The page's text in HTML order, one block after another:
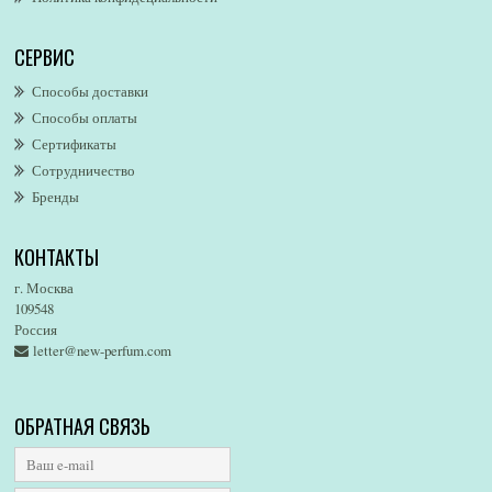
Alfred Sung
AllSaints
Alsayad
Altaia
Alvarez Gomez
Alviero Martini
Alyson Oldoini
American Eagle
Amore Segreto
Amorino
Amouage
Amzan
Anat Fritz
Andre D`Archer
СЕРВИС
Способы доставки
Способы оплаты
Сертификаты
Сотрудничество
Бренды
КОНТАКТЫ
г. Москва
109548
Россия
letter@new-perfum.com
ОБРАТНАЯ СВЯЗЬ